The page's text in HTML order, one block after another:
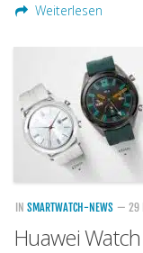
Flatrate-
Weiterlesen
IN SMARTWATCH-NEWS — 29
Huawei